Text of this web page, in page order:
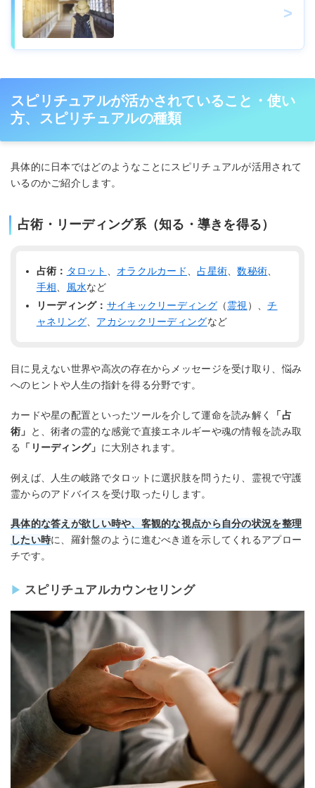
スピリチュアルが活かされていること・使い
方、スピリチュアルの種類
具体的に日本ではどのようなことにスピリチュアルが活用されて
いるのかご紹介します。
占術・リーディング系（知る・導きを得る）
占術： タロット 、 オラクルカード、占星術、数秘術、
手相、 風水など
リーディング： サイキックリーディング（霊視 ）、チ
ャネリング
アカシックリーディングなど
目に見えない世界や高次の存在からメッセージを受け取り、悩み
へのヒントや人生の指針を得る分野です。
カードや星の配置といったツールを介して運命を読み解く
「占
術」
と、術者の霊的な感覚で直接エネルギーや魂の情報を読み取
る
「リーディング」 に大別されます。
例えば、人生の岐路でタロットに選択肢を問うたり、霊視で守護
霊からのアドバイスを受け取ったりします。
具体的な答えが欲しい時や、客観的な視点から自分の状況を整理
したい時に、羅針盤のように進むべき道を示してくれるアプロー
チです。
スピリチュアルカウンセリング